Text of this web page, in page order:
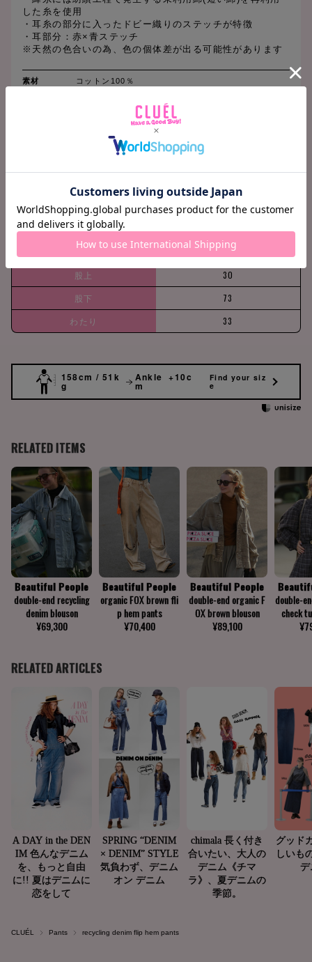
した糸を使用
・耳糸の部分に入ったドビー織りのステッチが特徴
・耳部分：赤×青ステッチ
※天然の色合いの為、色の個体差が出る可能性があります
素材 コットン100％
(cm)
M
ウエスト
78
ヒップ
105
股上
30
股下
73
わたり
33
158cm / 51k
g
Ankle +10c
m
Find your siz
e
CLUÉL Pants recycling denim flip hem pants